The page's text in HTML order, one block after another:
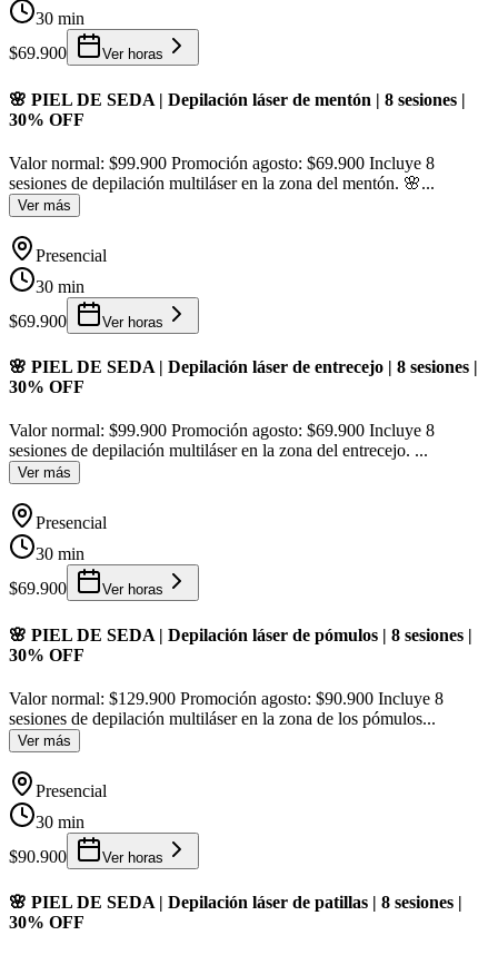
30 min
$69.900
Ver horas
🌸 PIEL DE SEDA | Depilación láser de mentón | 8 sesiones |
30% OFF
Valor normal: $99.900 Promoción agosto: $69.900 Incluye 8
sesiones de depilación multiláser en la zona del mentón. 🌸...
Ver más
Presencial
30 min
$69.900
Ver horas
🌸 PIEL DE SEDA | Depilación láser de entrecejo | 8 sesiones |
30% OFF
Valor normal: $99.900 Promoción agosto: $69.900 Incluye 8
sesiones de depilación multiláser en la zona del entrecejo. ...
Ver más
Presencial
30 min
$69.900
Ver horas
🌸 PIEL DE SEDA | Depilación láser de pómulos | 8 sesiones |
30% OFF
Valor normal: $129.900 Promoción agosto: $90.900 Incluye 8
sesiones de depilación multiláser en la zona de los pómulos...
Ver más
Presencial
30 min
$90.900
Ver horas
🌸 PIEL DE SEDA | Depilación láser de patillas | 8 sesiones |
30% OFF